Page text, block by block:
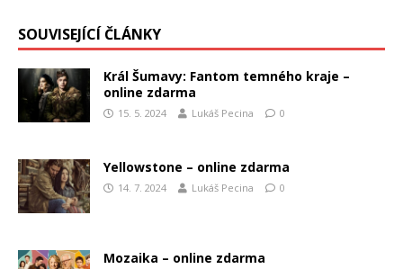
SOUVISEJÍCÍ ČLÁNKY
Král Šumavy: Fantom temného kraje –
online zdarma
15. 5. 2024 Lukáš Pecina 0
Yellowstone – online zdarma
14. 7. 2024 Lukáš Pecina 0
Mozaika – online zdarma